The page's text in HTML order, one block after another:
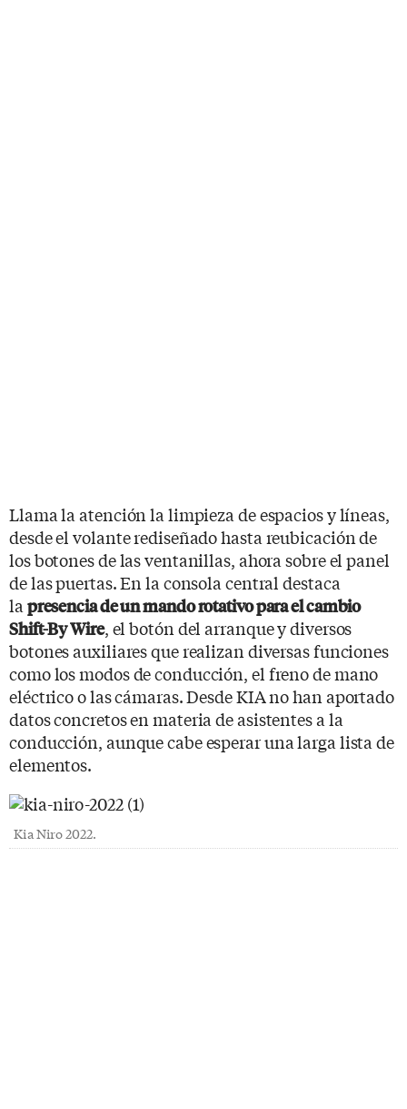
Llama la atención la limpieza de espacios y líneas,
desde el volante rediseñado hasta reubicación de
los botones de las ventanillas, ahora sobre el panel
de las puertas. En la consola central destaca
la presencia de un mando rotativo para el cambio
Shift-By Wire, el botón del arranque y diversos
botones auxiliares que realizan diversas funciones
como los modos de conducción, el freno de mano
eléctrico o las cámaras. Desde KIA no han aportado
datos concretos en materia de asistentes a la
conducción, aunque cabe esperar una larga lista de
elementos.
Kia Niro 2022.